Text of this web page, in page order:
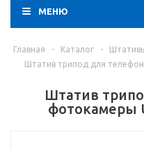
МЕНЮ
Главная - Каталог -
Штатив трипод для
Штатив
фотокамеры